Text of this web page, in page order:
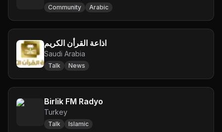
Community Arabic
اذاعة القرأن الكريم
Saudi Arabia
Talk News
Birlik FM Radyo
Turkey
Talk Islamic